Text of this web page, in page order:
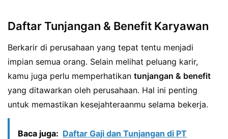
Daftar Tunjangan & Benefit Karyawan
Berkarir di perusahaan yang tepat tentu menjadi
impian semua orang. Selain melihat peluang karir,
kamu juga perlu memperhatikan tunjangan & benefit
yang ditawarkan oleh perusahaan. Hal ini penting
untuk memastikan kesejahteraanmu selama bekerja.
Baca juga: Daftar Gaji dan Tunjangan di PT